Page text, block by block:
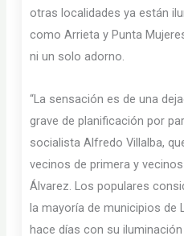
otras localidades ya están
como Arrieta y Punta
ni un solo adorno.
“La sensación es de una
grave de planificación por
socialista Alfredo Villalba,
vecinos de primera y
Álvarez. Los populares
la mayoría de municipios de
hace días con su